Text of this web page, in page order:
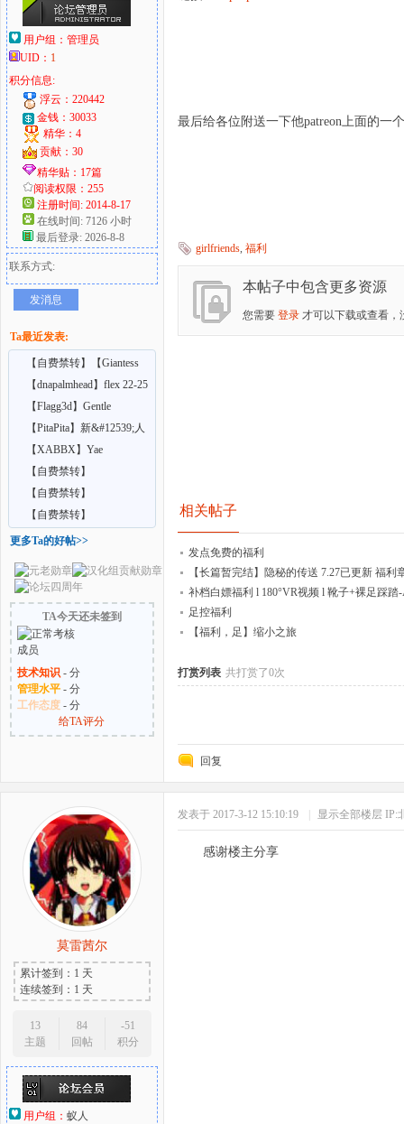
爱
好
用户组： 管理员
UID： 1
积分信息:
浮云：220442
金钱：30033
精华：4
贡献：30
精华贴：17篇
阅读权限：255
注册时间: 2014-8-17
在线时间: 7126 小时
最后登录: 2026-8-8
联系方式:
发消息
Ta最近发表:
【自费禁转】【Giantess
Shrinking Feet】A
【dnapalmhead】flex 22-25
【Flagg3d】Gentle
Giantess
【PitaPita】新&#12539;人
形化の首輪
【XABBX】Yae
Confidential training
【自费禁转】
【Nellielle2】 INCHES
FROM O
【自费禁转】
【Samrend】Bigger Better
Com
【自费禁转】
【Vrgiantess】Your school
更多Ta的好帖>>
TA今天还未签到
技术知识- 分
管理水平- 分
工作态度- 分
给TA评分
最后给各位附送一下他patreon上面的一
girlfriends, 福利
本帖子中包含更多资源
您需要 登录 才可以下载或查看，
相关帖子
发点免费的福利
【长篇暂完结】隐秘的传送 7.27已更新 福利
补档白嫖福利 l 180°VR视频 l 靴子+裸足踩踏-
A 足控福利
【福利，足】缩小之旅
打赏列表 共打赏了0次
回复
莫雷茜尔
累计签到：1 天
连续签到：1 天
13
主题
84
回帖
-51
积分
用户组： 蚁人
发表于 2017-3-12 15:10:19 显示全部楼层 IP:
感谢楼主分享